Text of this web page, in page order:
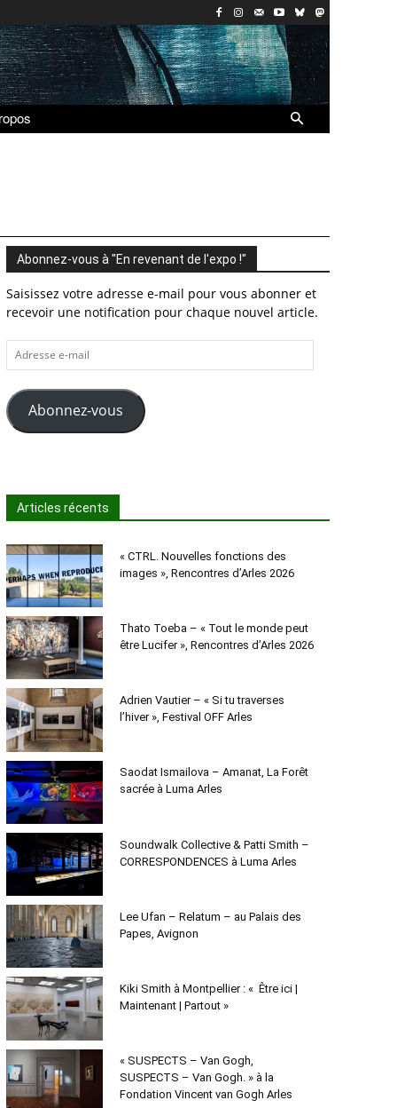
Abonnez-vous à "En revenant de l'expo !"
Saisissez votre adresse e-mail pour vous abonner et
recevoir une notification pour chaque nouvel article.
Adresse
e-
mail
Abonnez-vous
Articles récents
« CTRL. Nouvelles fonctions des
images », Rencontres d’Arles 2026
Thato Toeba – « Tout le monde peut
être Lucifer », Rencontres d’Arles 2026
Adrien Vautier – « Si tu traverses
l’hiver », Festival OFF Arles
Saodat Ismailova – Amanat, La Forêt
sacrée à Luma Arles
Soundwalk Collective & Patti Smith –
CORRESPONDENCES à Luma Arles
Lee Ufan – Relatum – au Palais des
Papes, Avignon
Kiki Smith à Montpellier : « Être ici |
Maintenant | Partout »
« SUSPECTS – Van Gogh,
SUSPECTS – Van Gogh. » à la
Fondation Vincent van Gogh Arles